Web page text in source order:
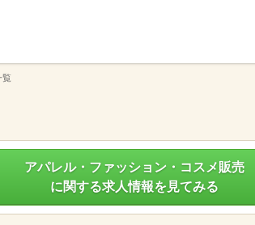
覧
アパレル・ファッション・コスメ販売
に関する求人情報を見てみる